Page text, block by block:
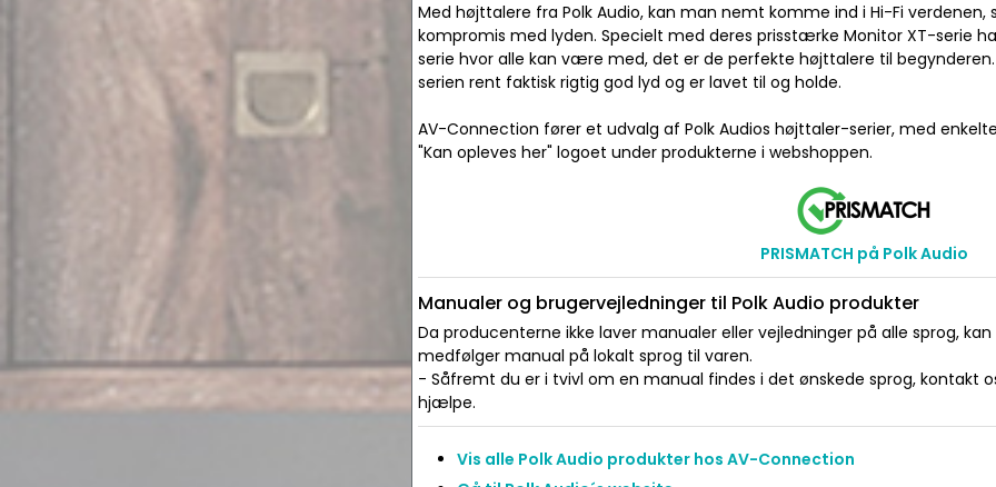
Med højttalere fra Polk Audio, kan man nemt komme ind i Hi-Fi
kompromis med lyden. Specielt med deres prisstærke Monitor XT-serie
serie hvor alle kan være med, det er de perfekte højttalere til begynderen.
serien rent faktisk rigtig god lyd og er lavet til og holde.
AV-Connection fører et udvalg af Polk Audios højttaler-serier, med
"Kan opleves her" logoet under produkterne i webshoppen.
PRISMATCH på Polk Audio
Manualer og brugervejledninger til Polk Audio produkter
Da producenterne ikke laver manualer eller vejledninger på alle sprog,
medfølger manual på lokalt sprog til varen.
- Såfremt du er i tvivl om en manual findes i det ønskede sprog, kontakt
hjælpe.
Vis alle Polk Audio produkter hos AV-Connection